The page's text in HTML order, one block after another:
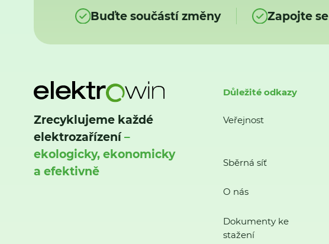
Buďte součástí změny Zapojte se
Zrecyklujeme každé
elektrozařízení–
ekologicky, ekonomicky
a efektivně
Důležité odkazy
Veřejnost
Sběrná síť
O nás
Dokumenty ke
stažení